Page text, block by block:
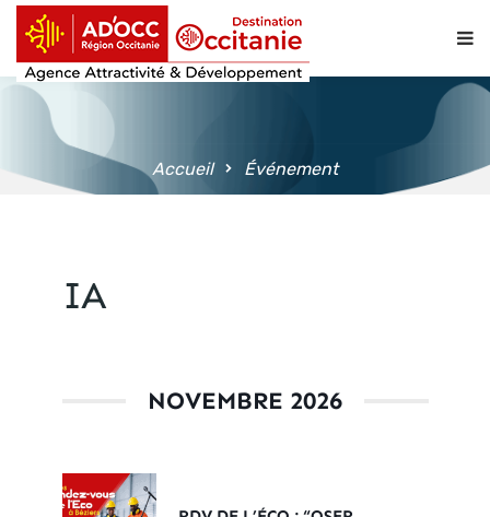
principal
Accueil Événement
IA
NOVEMBRE 2026